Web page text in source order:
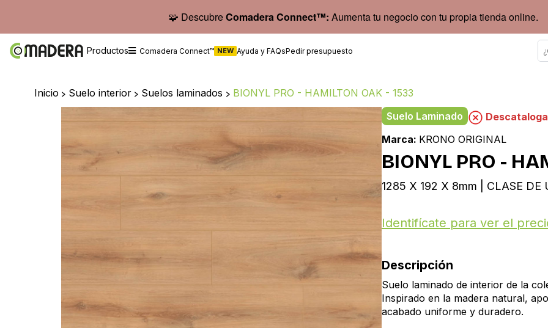
🧩 DescubreComadera Connect™: Aumenta tu negocio con tu propia tienda online.
Productos Comadera Connect™ NEW Ayuda y FAQsPedir presupuesto
Inicio > Suelo interior > Suelos laminados > BIONYL PRO - HAMILTON OAK - 1533
Suelo Laminado
Marca: KRONO ORIGINAL
BIONYL PRO -
1285 X 192 X 8mm | CLASE
Identifícate para ver el
Descripción
Suelo laminado de interior de la
Inspirado en la madera natural,
acabado uniforme y duradero.